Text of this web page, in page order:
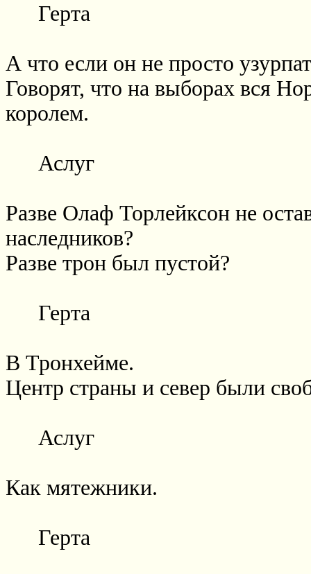
Герта
А что если он не просто
Говорят, что на выборах вся
королем.
Аслуг
Разве Олаф Торлейксон не
наследников?
Разве трон был пустой?
Герта
В Тронхейме.
Центр страны и север были
Аслуг
Как мятежники.
Герта